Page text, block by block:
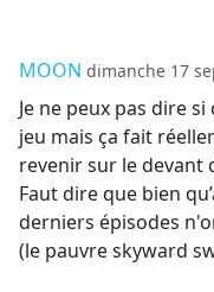
MOON dimanche 17
Je ne peux pas dire
jeu mais ça fait
revenir sur le devant
Faut dire que bien
derniers épisodes
(le pauvre skyward